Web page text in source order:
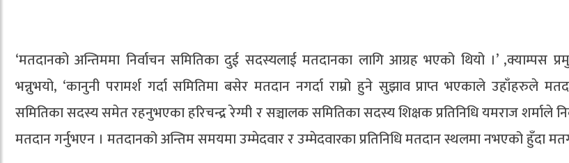
‘मतदानको अन्तिममा निर्वाचन समितिका दुई सदस्यलाई मतदानका लागि आग्रह भएको थियो ।’ ,क्याम्पस
भन्नुभयो, ‘कानुनी परामर्श गर्दा समितिमा बसेर मतदान नगर्दा राम्रो हुने सुझाव प्राप्त भएकाले उहाँहरुले
समितिका सदस्य समेत रहनुभएका हरिचन्द्र रेग्मी र सञ्चालक समितिका सदस्य शिक्षक प्रतिनिधि यमराज शर्माले
मतदान गर्नुभएन । मतदानको अन्तिम समयमा उम्मेदवार र उम्मेदवारका प्रतिनिधि मतदान स्थलमा नभएको हुँदा